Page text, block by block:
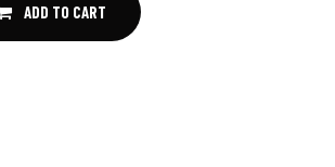
ADD TO CART